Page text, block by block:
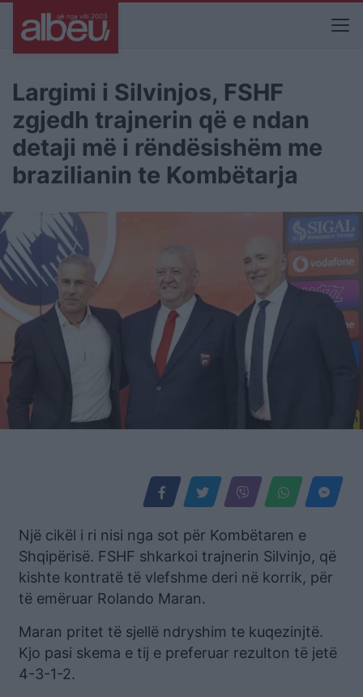
Largimi i Silvinjos, FSHF
zgjedh trajnerin që e ndan
detaji më i rëndësishëm me
brazilianin te Kombëtarja
Një cikël i ri nisi nga sot për Kombëtaren e
Shqipërisë. FSHF shkarkoi trajnerin Silvinjo, që
kishte kontratë të vlefshme deri në korrik, për
të emëruar Rolando Maran.
Maran pritet të sjellë ndryshim te kuqezinjtë.
Kjo pasi skema e tij e preferuar rezulton të jetë
4-3-1-2.